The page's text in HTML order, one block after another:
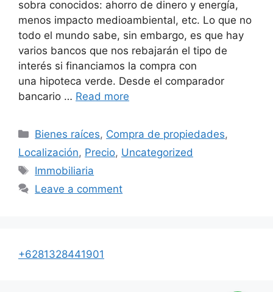
sobra conocidos: ahorro de dinero y energía,
menos impacto medioambiental, etc. Lo que no
todo el mundo sabe, sin embargo, es que hay
varios bancos que nos rebajarán el tipo de
interés si financiamos la compra con
una hipoteca verde. Desde el comparador
bancario … Read more
Categories
Bienes raíces, Compra de propiedades,
Localización, Precio, Uncategorized
Tags
Immobiliaria
Leave a comment
+6281328441901